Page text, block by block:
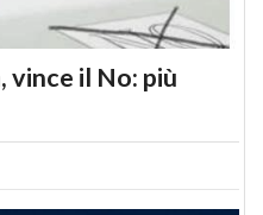
vince il No: più